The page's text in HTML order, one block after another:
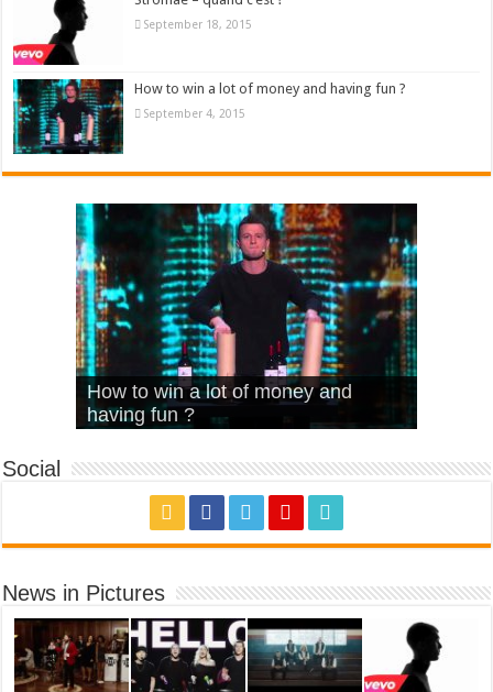
September 18, 2015
How to win a lot of money and having fun ?
September 4, 2015
What Is Love – Vintage ‘Animal
House’
Hello – Walk off the Earth (Ft.
KRNFX)
Cheerleader – Pentatonix (OMI
Cover)
Stromae – quand c’est ?
How to win a lot of money and
having fun ?
Social
News in Pictures